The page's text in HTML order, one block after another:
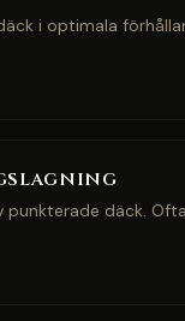
i optimala
punkterade däck.